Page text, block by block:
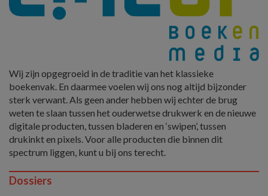
Wij zijn opgegroeid in de traditie van het klassieke
boekenvak. En daarmee voelen wij ons nog altijd bijzonder
sterk verwant. Als geen ander hebben wij echter de brug
weten te slaan tussen het ouderwetse drukwerk en de nieuwe
digitale producten, tussen bladeren en ‘swipen’, tussen
drukinkt en pixels. Voor alle producten die binnen dit
spectrum liggen, kunt u bij ons terecht.
Dossiers